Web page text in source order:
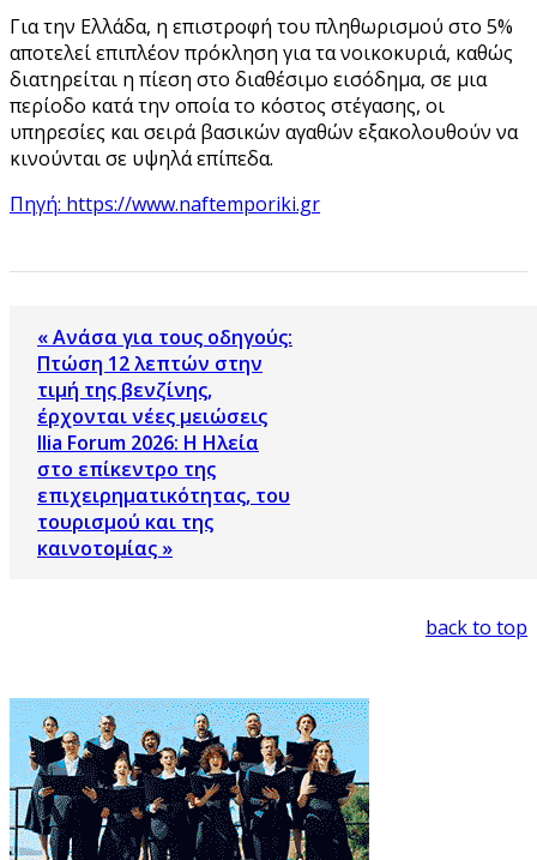
Για την Ελλάδα, η επιστροφή του πληθωρισμού στο 5%
αποτελεί επιπλέον πρόκληση για τα νοικοκυριά, καθώς
διατηρείται η πίεση στο διαθέσιμο εισόδημα, σε μια
περίοδο κατά την οποία το κόστος στέγασης, οι
υπηρεσίες και σειρά βασικών αγαθών εξακολουθούν να
κινούνται σε υψηλά επίπεδα.
Πηγή: https://www.naftemporiki.gr
« Ανάσα για τους οδηγούς:
Πτώση 12 λεπτών στην
τιμή της βενζίνης,
έρχονται νέες μειώσεις
Ilia Forum 2026: Η Ηλεία
στο επίκεντρο της
επιχειρηματικότητας, του
τουρισμού και της
καινοτομίας »
back to top